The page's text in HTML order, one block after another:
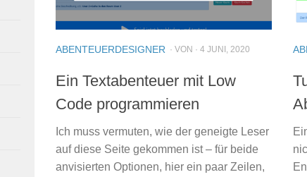
ABENTEUERDESIGNER · VON · 4 JUNI, 2020
Ein Textabenteuer mit Low
Code programmieren
Ich muss vermuten, wie der geneigte Leser
auf diese Seite gekommen ist – für beide
anvisierten Optionen, hier ein paar Zeilen,